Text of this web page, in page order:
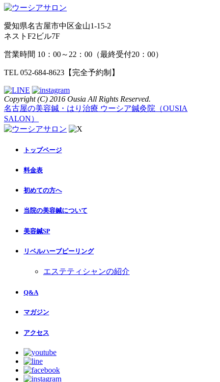
愛知県名古屋市中区金山1-15-2
ネストF2ビル7F
営業時間 10：00～22：00（最終受付20：00）
TEL 052-684-8623 【完全予約制】
Copyright (C) 2016 Ousia All Rights Reserved.
名古屋の美容鍼・はり治療 ウーシア鍼灸院（OUSIA
SALON）
トップページ
料金表
初めての方へ
当院の美容鍼について
美容鍼SP
リベルハーブピーリング
エステティシャンの紹介
Q&A
マガジン
アクセス